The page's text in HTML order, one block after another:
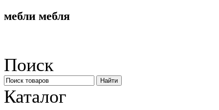
мебли мебля
Поиск
Каталог